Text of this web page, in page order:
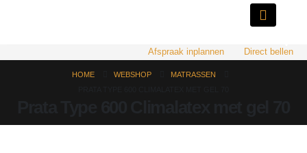
Afspraak inplannen Direct bellen
HOME WEBSHOP
MATRASSEN